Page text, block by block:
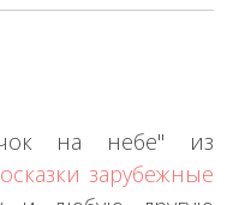
на небе" из
зарубежные